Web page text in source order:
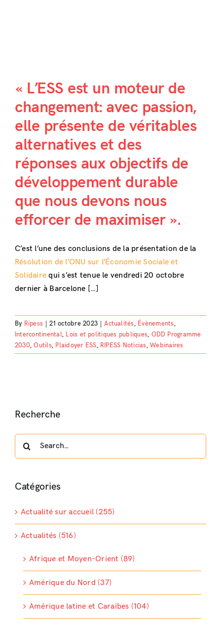
« L’ESS est un moteur de
changement: avec passion,
elle présente de véritables
alternatives et des
réponses aux objectifs de
développement durable
que nous devons nous
efforcer de maximiser ».
C’est l’une des conclusions de la présentation de la
Résolution de l’ONU sur l’Économie Sociale et
Solidaire qui s’est tenue le vendredi 20 octobre
dernier à Barcelone […]
By Ripess 21 octobre 2023 Actualités, Évènements,
Intercontinental, Lois et politiques publiques, ODD Programme
2030,Outils, Plaidoyer ESS, RIPESS Noticias,Webinaires
Recherche
Catégories
Actualité sur accueil (255)
Actualités (516)
Afrique et Moyen-Orient (89)
Amérique du Nord (37)
Amérique latine et Caraïbes (104)